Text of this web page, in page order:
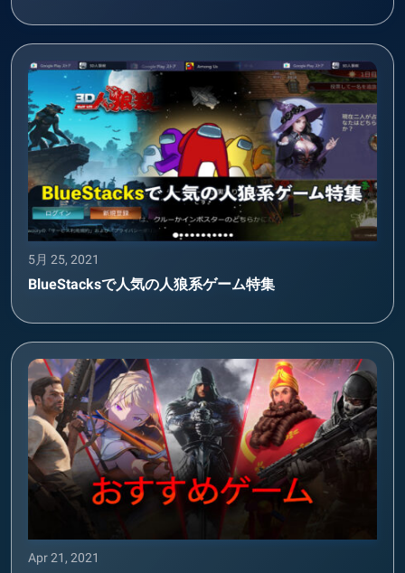
5月 25, 2021
BlueStacksで人気の人狼系ゲーム特集
Apr 21, 2021